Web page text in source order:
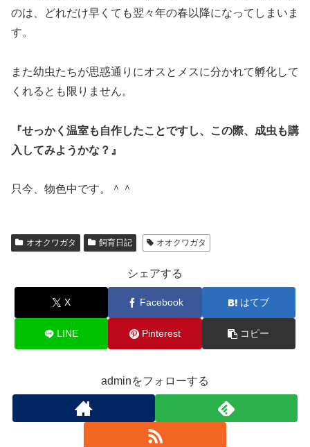
のは、どれだけ早くても翌々年の春以降になってしまいま
す。
また幼虫たちが思惑通りにオスとメスに分かれて孵化して
くれるとも限りません。
『せっかく温室も自作したことですし、この際、成虫も購
入してみようかな？』
只今、物色中です。＾＾
オオクワガタ 飼育日記 オオクワガタ
シェアする
X Facebook はてブ
LINE Pinterest コピー
adminをフォローする